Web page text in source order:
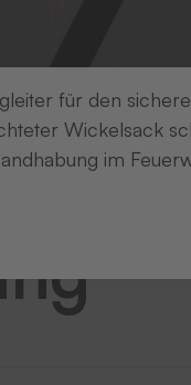
für den
Wickelsack
im